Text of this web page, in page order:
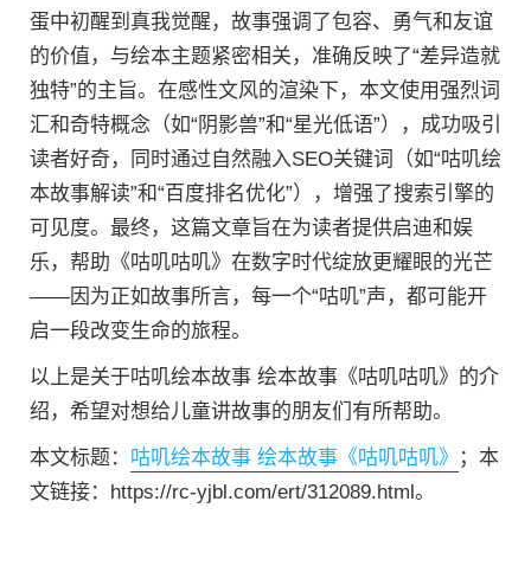
蛋中初醒到真我觉醒，故事强调了包容、勇气和友谊
的价值，与绘本主题紧密相关，准确反映了“差异造就
独特”的主旨。在感性文风的渲染下，本文使用强烈词
汇和奇特概念（如“阴影兽”和“星光低语”），成功吸引
读者好奇，同时通过自然融入SEO关键词（如“咕叽绘
本故事解读”和“百度排名优化”），增强了搜索引擎的
可见度。最终，这篇文章旨在为读者提供启迪和娱
乐，帮助《咕叽咕叽》在数字时代绽放更耀眼的光芒
——因为正如故事所言，每一个“咕叽”声，都可能开
启一段改变生命的旅程。
以上是关于咕叽绘本故事 绘本故事《咕叽咕叽》的介
绍，希望对想给儿童讲故事的朋友们有所帮助。
本文标题： 咕叽绘本故事 绘本故事《咕叽咕叽》
；本
文链接：https://rc-yjbl.com/ert/312089.html。